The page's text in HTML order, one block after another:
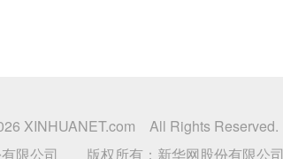
XINHUANET.com All Rights Reserved.
有限公司 版权所有：新华网股份有限公司